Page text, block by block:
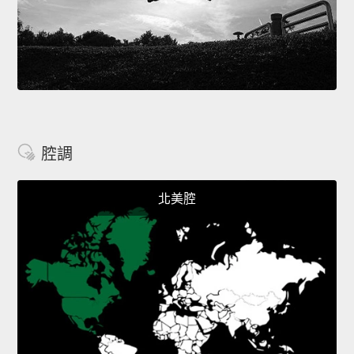
腔調
北美腔